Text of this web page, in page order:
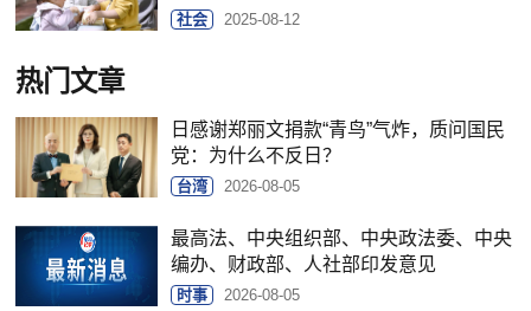
社会 2025-08-12
热门文章
日感谢郑丽文捐款“青鸟”气炸，质问国民
党：为什么不反日？
台湾 2026-08-05
最高法、中央组织部、中央政法委、中央
编办、财政部、人社部印发意见
时事 2026-08-05